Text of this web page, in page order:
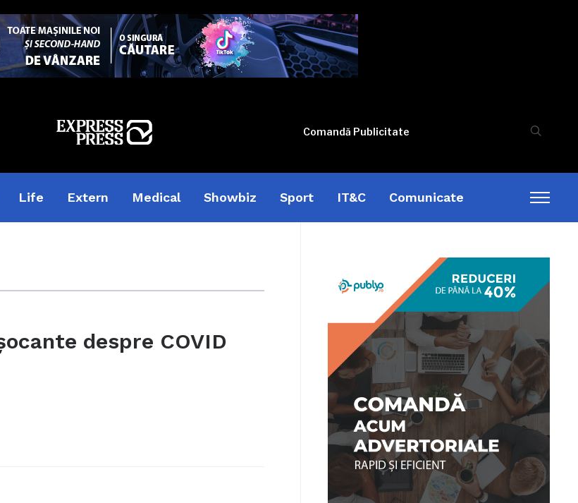
Comandă Publicitate
Life Extern Medical Showbiz Sport IT&C Comunicate
despre COVID